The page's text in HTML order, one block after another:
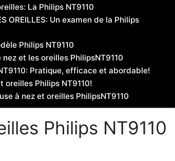
La Philips NT9110
OREILLES: Un examen de la Philips
Philips NT9110
et les oreilles PhilipsNT9110
Pratique, efficace et abordable!
oreilles Philips NT9110!
à nez et oreilles PhilipsNT9110
Philips NT9110